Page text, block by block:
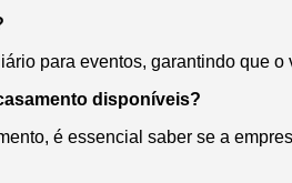
para eventos, garantindo que
disponíveis?
é essencial saber se a